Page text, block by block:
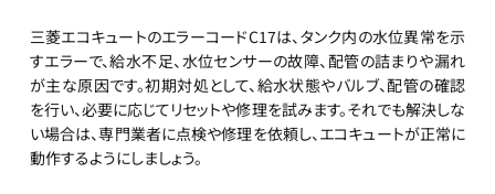
三菱エコキュートのエラーコードC17は、タンク内の水位異常を示
すエラーで、給水不足、水位センサーの故障、配管の詰まりや漏れ
が主な原因です。初期対処として、給水状態やバルブ、配管の確認
を行い、必要に応じてリセットや修理を試みます。それでも解決しな
い場合は、専門業者に点検や修理を依頼し、エコキュートが正常に
動作するようにしましょう。